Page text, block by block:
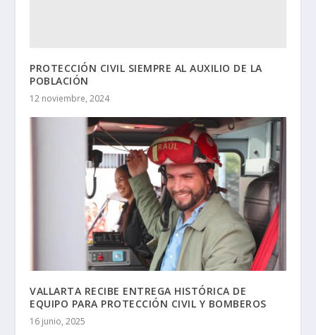
PROTECCIÓN CIVIL SIEMPRE AL AUXILIO DE LA
POBLACIÓN
12 noviembre, 2024
VALLARTA RECIBE ENTREGA HISTÓRICA DE
EQUIPO PARA PROTECCIÓN CIVIL Y BOMBEROS
16 junio, 2025